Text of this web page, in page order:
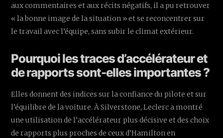
aux commentaires et aux récits négatifs, il a pu retrouver
« la bonne image de la situation » et se reconcentrer sur
le travail avec l’équipe, sans subir le climat extérieur.
Pourquoi les traces d’accélérateur et
de rapports sont-elles importantes ?
Elles donnent des indices sur la confiance du pilote et sur
l’équilibre de la voiture. À Silverstone, Leclerc a montré
une utilisation de l’accélérateur plus décisive et des choix
de rapports plus proches de ceux d’Hamilton en